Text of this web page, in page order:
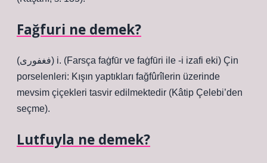
Fağfuri ne demek?
(ﻓﻐﻔﻮﺭﻯ) i. (Farsça faġfūr ve faġfūrі ile -і izafi eki) Çin
porselenleri: Kışın yaptıkları fağfûrîlerin üzerinde
mevsim çiçekleri tasvir edilmektedir (Kâtip Çelebi’den
seçme).
Lutfuyla ne demek?